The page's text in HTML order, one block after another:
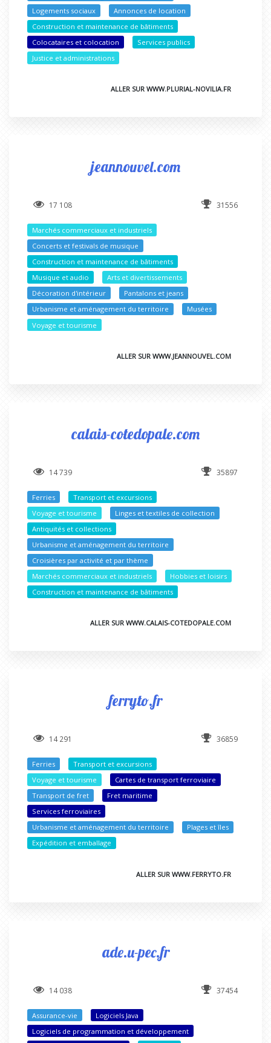
Logements sociaux
Annonces de location
Construction et maintenance de bâtiments
Colocataires et colocation
Services publics
Justice et administrations
ALLER SUR WWW.PLURIAL-NOVILIA.FR
jeannouvel.com
17 108 31556
Marchés commerciaux et industriels
Concerts et festivals de musique
Construction et maintenance de bâtiments
Musique et audio
Arts et divertissements
Décoration d'intérieur
Pantalons et jeans
Urbanisme et aménagement du territoire
Musées
Voyage et tourisme
ALLER SUR WWW.JEANNOUVEL.COM
calais-cotedopale.com
14 739 35897
Ferries
Transport et excursions
Voyage et tourisme
Linges et textiles de collection
Antiquités et collections
Urbanisme et aménagement du territoire
Croisières par activité et par thème
Marchés commerciaux et industriels
Hobbies et loisirs
Construction et maintenance de bâtiments
ALLER SUR WWW.CALAIS-COTEDOPALE.COM
ferryto.fr
14 291 36859
Ferries
Transport et excursions
Voyage et tourisme
Cartes de transport ferroviaire
Transport de fret
Fret maritime
Services ferroviaires
Urbanisme et aménagement du territoire
Plages et îles
Expédition et emballage
ALLER SUR WWW.FERRYTO.FR
ade.u-pec.fr
14 038 37454
Assurance-vie
Logiciels Java
Logiciels de programmation et développement